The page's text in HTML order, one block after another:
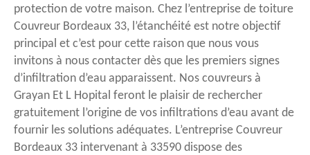
protection de votre maison. Chez l’entreprise de toiture
Couvreur Bordeaux 33, l’étanchéité est notre objectif
principal et c’est pour cette raison que nous vous
invitons à nous contacter dès que les premiers signes
d’infiltration d’eau apparaissent. Nos couvreurs à
Grayan Et L Hopital feront le plaisir de rechercher
gratuitement l’origine de vos infiltrations d’eau avant de
fournir les solutions adéquates. L’entreprise Couvreur
Bordeaux 33 intervenant à 33590 dispose des